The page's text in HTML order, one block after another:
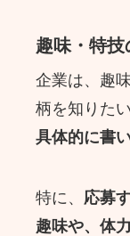
趣味・特
企業は、趣
柄を知りた
具体的に書
特に、 応募
趣味や、体